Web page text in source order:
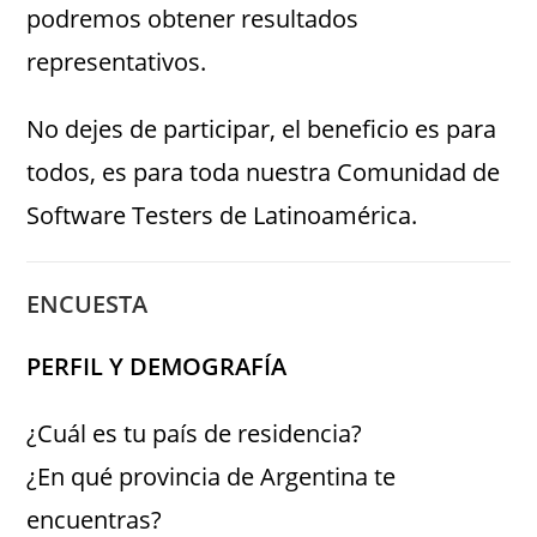
podremos obtener resultados
representativos.
No dejes de participar, el beneficio es para
todos, es para toda nuestra Comunidad de
Software Testers de Latinoamérica.
ENCUESTA
PERFIL Y DEMOGRAFÍA
¿Cuál es tu país de residencia?
¿En qué provincia de Argentina te
encuentras?